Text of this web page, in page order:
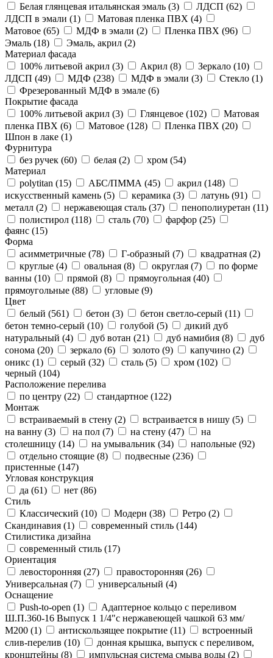
Белая глянцевая итальянская эмаль (3) ЛДСП (62)
ЛДСП в эмали (1) Матовая пленка ПВХ (4)
Матовое (65) МДФ в эмали (2) Пленка ПВХ (96)
Эмаль (18) Эмаль, акрил (2)
Материал фасада
100% литьевой акрил (3) Акрил (8) Зеркало (10)
ЛДСП (49) МДФ (238) МДФ в эмали (3) Стекло (1)
Фрезерованный МДФ в эмале (6)
Покрытие фасада
100% литьевой акрил (3) Глянцевое (102)
Матовая
пленка ПВХ (6) Матовое (128) Пленка ПВХ (20)
Шпон в лаке (1)
Фурнитура
без ручек (60) белая (2) хром (54)
Материал
polytitan (15) АБС/ПММА (45) акрил (148)
искусственный камень (5) керамика (3) латунь (91)
металл (2) нержавеющая сталь (37) пенополиуретан (11)
полистирол (118) сталь (70) фарфор (25)
фаянс (15)
Форма
асимметричные (78) Г-образный (7) квадратная (2)
круглые (4) овальная (8) округлая (7)
по форме
ванны (10) прямой (8) прямоугольная (40)
прямоугольные (88) угловые (9)
Цвет
белый (561) бетон (3) бетон светло-серый (11)
бетон темно-серый (10) голубой (5)
дикий дуб
натуральный (4) дуб вотан (21) дуб намибия (8)
дуб
сонома (20) зеркало (6) золото (9) капучино (2)
оникс (1) серый (32) сталь (5) хром (102)
черный (104)
Расположение перелива
по центру (22) стандартное (122)
Монтаж
встраиваемый в стену (2) встраивается в нишу (5)
на ванну (3) на пол (7) на стену (47)
на
столешницу (14) на умывальник (34) напольные (92)
отдельно стоящие (8) подвесные (236)
пристенные (147)
Угловая конструкция
да (61) нет (86)
Стиль
Классический (10) Модерн (38) Ретро (2)
Скандинавия (1) современный стиль (144)
Стилистика дизайна
современный стиль (17)
Ориентация
левосторонняя (27) правосторонняя (26)
Универсальная (7) универсальный (4)
Оснащение
Push-to-open (1)
Адаптерное кольцо с переливом
Ш.П.360-16 Выпуск 1 1/4"с нержавеющей чашкой 63 мм/
М200 (1) антискользящее покрытие (11)
встроенный
слив-перелив (10)
донная крышка, выпуск с переливом,
кронштейны (8) импульсная система смыва воды (2)